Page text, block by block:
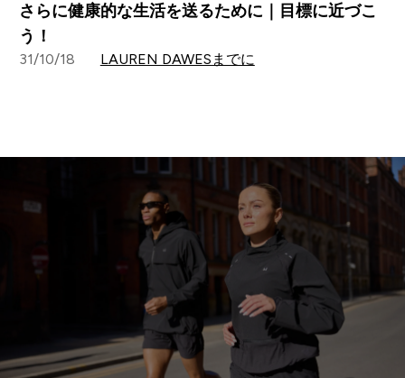
さらに健康的な生活を送るために｜目標に近づこ
う！
31/10/18 LAUREN DAWESまでに